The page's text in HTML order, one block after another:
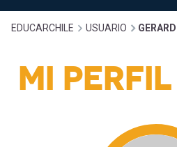
Escritorio]
Menú
principal
Expand
Gestión
Expand
Comunidad
enlaces
EDUCARCHILE USUARIO
MI PERFIL